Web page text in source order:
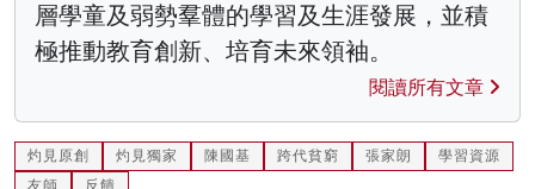
層學童及弱勢羣體的學習及生涯發展，並積
極推動教育創新、培育未來領袖。
閱讀所有文章
灼見原創 灼見獨家 陳國基 跨代貧窮 張家朗
學習資源
友師
反饋